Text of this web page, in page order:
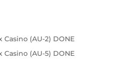
Casino (AU-2) DONE
Casino (AU-5) DONE